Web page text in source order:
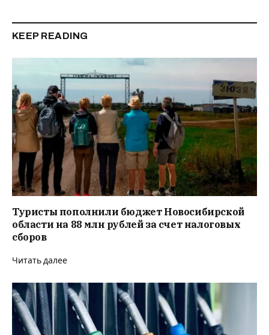
KEEP READING
Туристы пополнили бюджет Новосибирской
области на 88 млн рублей за счет налоговых
сборов
Читать далее